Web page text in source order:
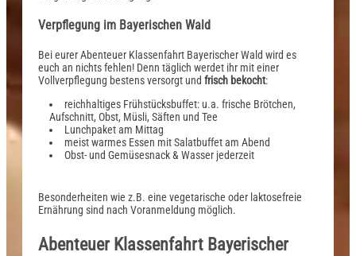
Verpflegung im Bayerischen Wald
Bei eurer Abenteuer Klassenfahrt Bayerischer Wald wird es
euch an nichts fehlen! Denn täglich werdet ihr mit einer
Vollverpflegung bestens versorgt und frisch bekocht:
reichhaltiges Frühstücksbuffet: u.a. frische Brötchen,
Aufschnitt, Obst, Müsli, Säften und Tee
Lunchpaket am Mittag
meist warmes Essen mit Salatbuffet am Abend
Obst- und Gemüsesnack & Wasser jederzeit
Besonderheiten wie z.B. eine vegetarische oder laktosefreie
Ernährung sind nach Voranmeldung möglich.
Abenteuer Klassenfahrt Bayerischer